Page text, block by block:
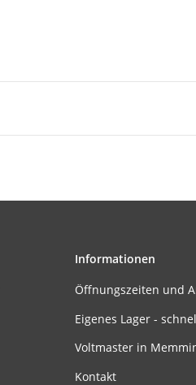
Informationen
Öffnungszeiten und
Eigenes Lager -
Voltmaster in
Kontakt